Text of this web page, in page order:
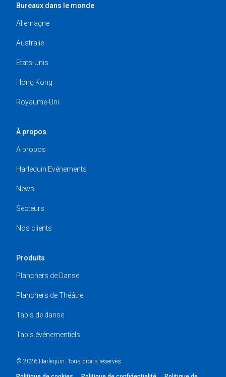
Bureaux dans le monde
Allemagne
Australie
Etats-Unis
Hong Kong
Royaume-Uni
À propos
A propos
Harlequin Evénements
News
Secteurs
Nos clients
Produits
Planchers de Danse
Planchers de Théâtre
Tapis de danse
Tapis événementiels
© 2026 Harlequin. Tous droits réservés